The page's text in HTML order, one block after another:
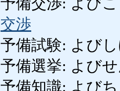
予備交渉: よび
交渉
予備試験: よび
予備選挙: よび
予備知識: よび